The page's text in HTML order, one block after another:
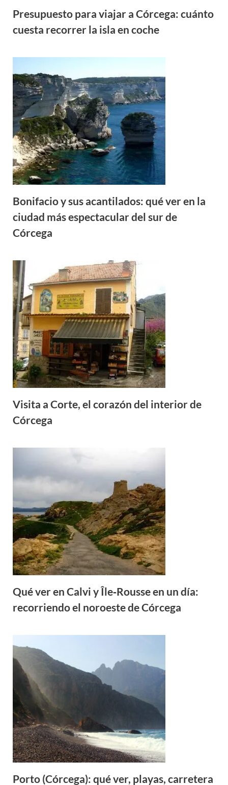
Presupuesto para viajar a Córcega: cuánto
cuesta recorrer la isla en coche
Bonifacio y sus acantilados: qué ver en la
ciudad más espectacular del sur de
Córcega
Visita a Corte, el corazón del interior de
Córcega
Qué ver en Calvi y Île‑Rousse en un día:
recorriendo el noroeste de Córcega
Porto (Córcega): qué ver, playas, carretera